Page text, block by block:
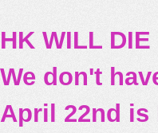
HK WILL
We don't
April 22nd is